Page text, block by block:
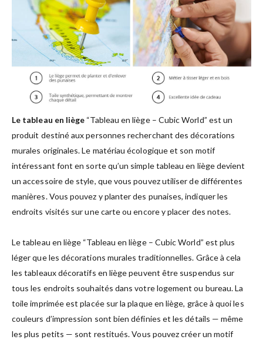
Le tableau en liège “Tableau en liège – Cubic World” est un
produit destiné aux personnes recherchant des décorations
murales originales. Le matériau écologique et son motif
intéressant font en sorte qu’un simple tableau en liège devient
un accessoire de style, que vous pouvez utiliser de différentes
manières. Vous pouvez y planter des punaises, indiquer les
endroits visités sur une carte ou encore y placer des notes.
Le tableau en liège “Tableau en liège – Cubic World” est plus
léger que les décorations murales traditionnelles. Grâce à cela
les tableaux décoratifs en liège peuvent être suspendus sur
tous les endroits souhaités dans votre logement ou bureau. La
toile imprimée est placée sur la plaque en liège, grâce à quoi les
couleurs d’impression sont bien définies et les détails — même
les plus petits — sont restitués. Vous pouvez créer un motif